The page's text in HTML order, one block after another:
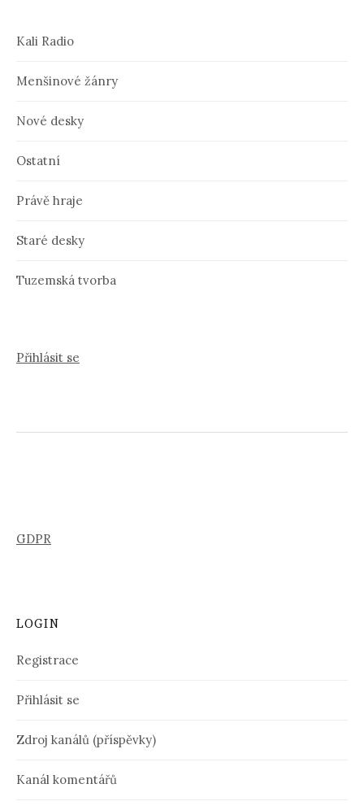
Kali Radio
Menšinové žánry
Nové desky
Ostatní
Právě hraje
Staré desky
Tuzemská tvorba
Přihlásit se
GDPR
LOGIN
Registrace
Přihlásit se
Zdroj kanálů (příspěvky)
Kanál komentářů